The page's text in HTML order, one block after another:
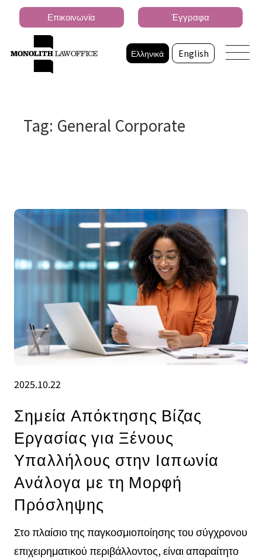
Ελληνικά English
Επικοινωνία Έγγραφα
Tag: General Corporate
2025.10.22
Σημεία Απόκτησης Βίζας
Εργασίας για Ξένους
Υπαλλήλους στην Ιαπωνία
Ανάλογα με τη Μορφή
Πρόσληψης
Στο πλαίσιο της παγκοσμιοποίησης του σύγχρονου
επιχειρηματικού περιβάλλοντος, είναι απαραίτητο